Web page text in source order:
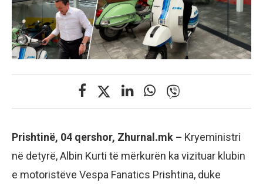
Prishtinë, 04 qershor, Zhurnal.mk – Kryeministri
në detyrë, Albin Kurti të mërkurën ka vizituar klubin
e motoristëve Vespa Fanatics Prishtina, duke